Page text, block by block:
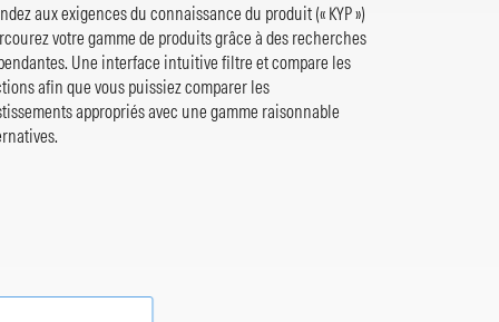
aux exigences du connaissance du produit (« KYP »)
votre gamme de produits grâce à des recherches
Une interface intuitive filtre et compare les
afin que vous puissiez comparer les
appropriés avec une gamme raisonnable